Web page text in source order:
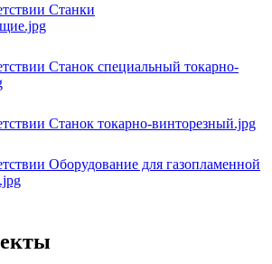
Станки
Станок специальный токарно-
Станок токарно-винторезный.jpg
Оборудование для газопламенной